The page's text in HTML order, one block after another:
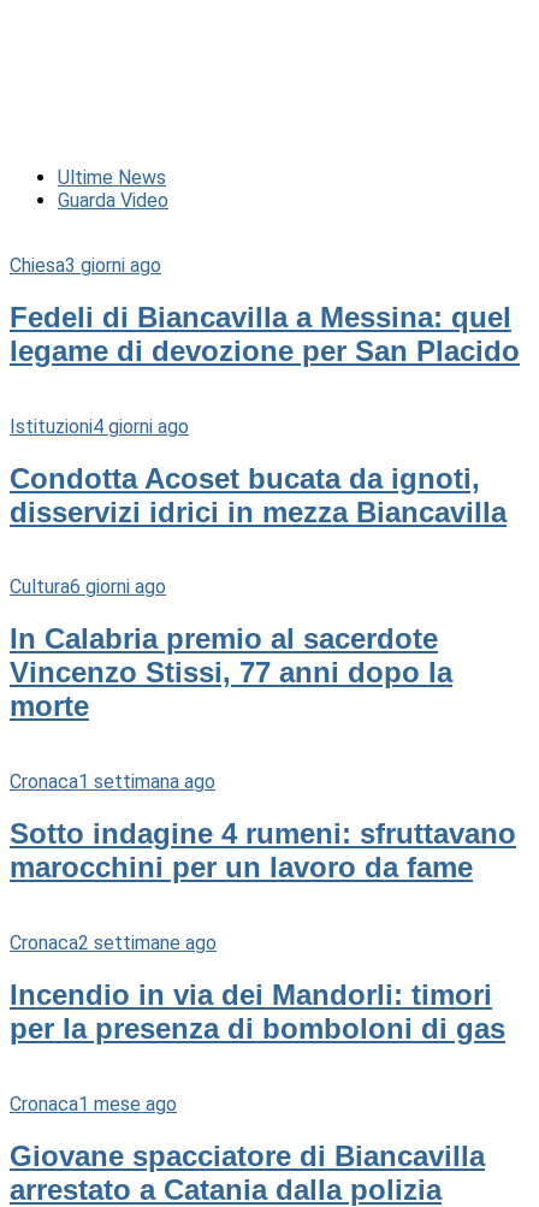
Ultime News
Guarda Video
Chiesa3 giorni ago
Fedeli di Biancavilla a Messina: quel
legame di devozione per San Placido
Istituzioni4 giorni ago
Condotta Acoset bucata da ignoti,
disservizi idrici in mezza Biancavilla
Cultura6 giorni ago
In Calabria premio al sacerdote
Vincenzo Stissi, 77 anni dopo la
morte
Cronaca1 settimana ago
Sotto indagine 4 rumeni: sfruttavano
marocchini per un lavoro da fame
Cronaca2 settimane ago
Incendio in via dei Mandorli: timori
per la presenza di bomboloni di gas
Cronaca1 mese ago
Giovane spacciatore di Biancavilla
arrestato a Catania dalla polizia